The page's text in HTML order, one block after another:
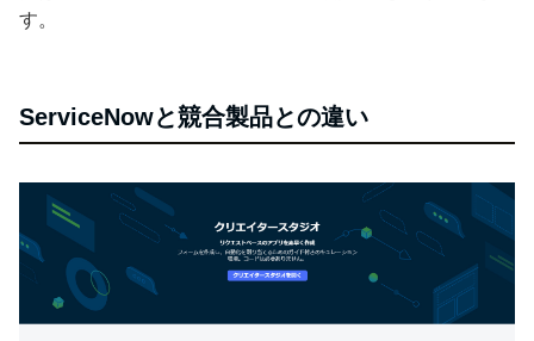
す。
ServiceNowと競合製品との違い